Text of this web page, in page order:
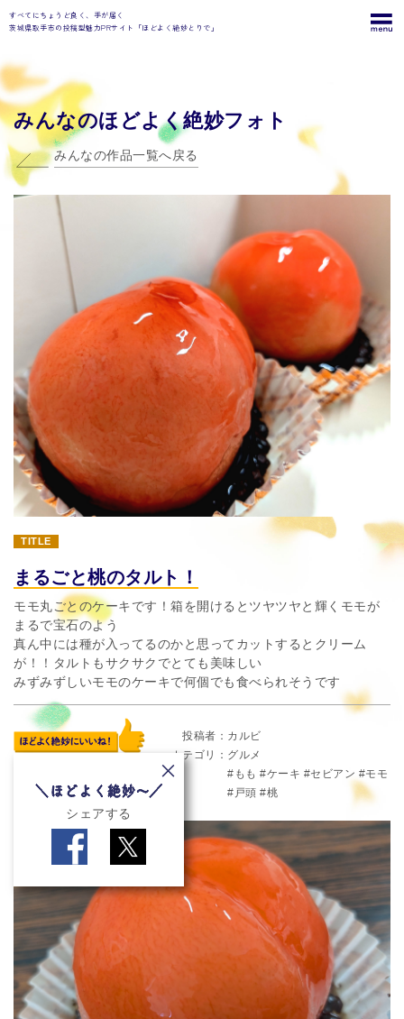
すべてにちょうど良く、手が届く
茨城県取手市の投稿型魅力PRサイト「ほどよく絶妙とりで」
みんなのほどよく絶妙フォト
みんなの作品一覧へ戻る
TITLE
まるごと桃のタルト！
モモ丸ごとのケーキです！箱を開けるとツヤツヤと輝くモモが
まるで宝石のよう
真ん中には種が入ってるのかと思ってカットするとクリーム
が！！タルトもサクサクでとても美味しい
みずみずしいモモのケーキで何個でも食べられそうです
シェアする
投稿者
カルビ
カテゴリ
グルメ
もも
ケーキ セビアン
モモ
戸頭
桃